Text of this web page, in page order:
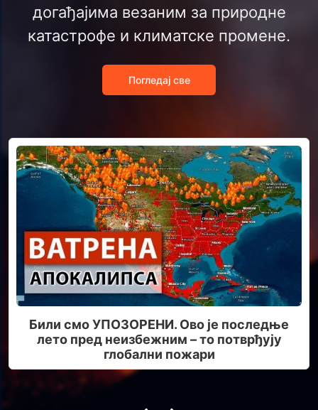
догађајима везаним за природне
катастрофе и климатске промене.
Погледај све
Били смо УПОЗОРЕНИ. Ово је последње
лето пред неизбежним – то потврђују
глобални пожари